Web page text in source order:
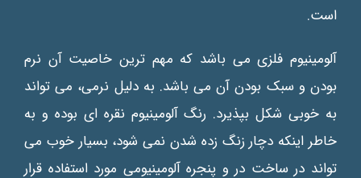
است.
آلومینیوم فلزی می باشد که مهم ترین خاصیت آن نرم
بودن و سبک بودن آن می باشد. به دلیل نرمی، می تواند
به خوبی شکل بپذیرد. رنگ آلومینیوم نقره ای بوده و به
خاطر اینکه دچار زنگ زده شدن نمی شود، بسیار خوب می
تواند در ساخت در و پنجره آلومینیومی مورد استفاده قرار